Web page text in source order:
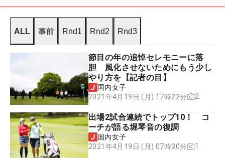
ALL 事前 Rnd1 Rnd2 Rnd3
節目の年の追悼セレモニーに落
胆 風化させないためにもう少し
やり方を【記者の目】
国内女子
2021年4月19日 (月) 17時22分
2
出場2試合連続でトップ10！ コ
ーチが語る堀琴音の復調
国内女子
2021年4月19日 (月) 07時30分
1